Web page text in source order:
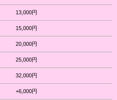
13,000円
15,000円
20,000円
25,000円
32,000円
+6,000円